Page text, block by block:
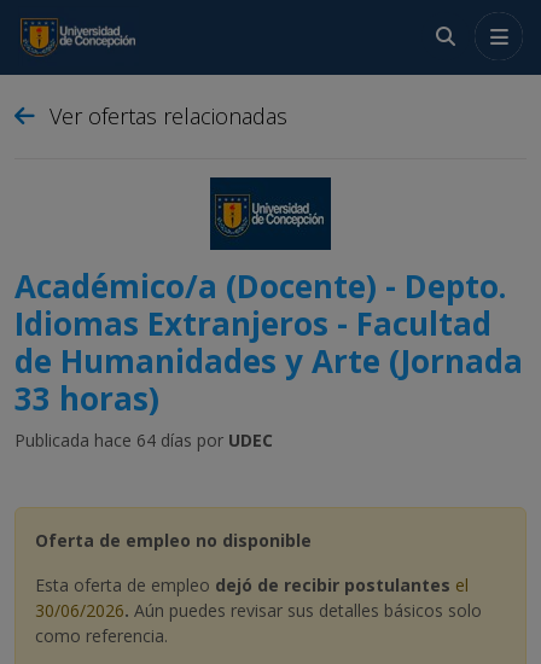
Ver ofertas relacionadas
Académico/a (Docente) - Depto.
Idiomas Extranjeros - Facultad
de Humanidades y Arte (Jornada
33 horas)
Publicada hace 64 días por UDEC
Oferta de empleo no disponible
Esta oferta de empleo dejó de recibir postulantes el
30/06/2026. Aún puedes revisar sus detalles básicos solo
como referencia.